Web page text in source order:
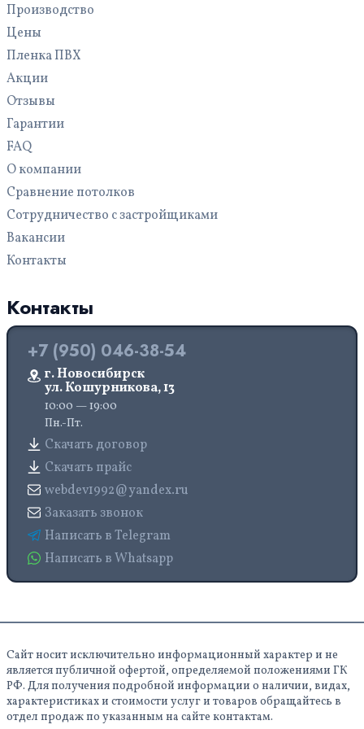
Производство
Цены
Пленка ПВХ
Акции
Отзывы
Гарантии
FAQ
О компании
Сравнение потолков
Сотрудничество с застройщиками
Вакансии
Контакты
Контакты
+7 (950) 046-38-54
г. Новосибирск
ул. Кошурникова, 13
10:00 — 19:00
Пн.-Пт.
Скачать договор
Скачать прайс
webdev1992@yandex.ru
Заказать звонок
Написать в Telegram
Написать в Whatsapp
Сайт носит исключительно информационный характер и не
является публичной офертой, определяемой положениями ГК
РФ. Для получения подробной информации о наличии, видах,
характеристиках и стоимости услуг и товаров обращайтесь в
отдел продаж по указанным на сайте контактам.